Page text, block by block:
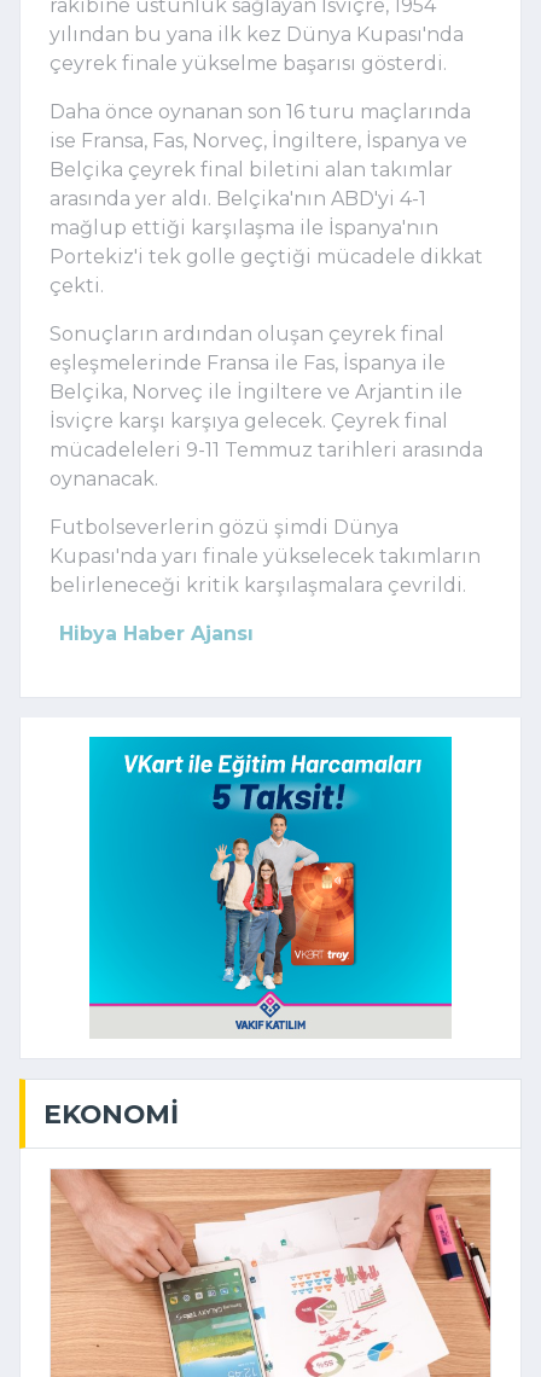
rakibine üstünlük sağlayan İsviçre, 1954
yılından bu yana ilk kez Dünya Kupası'nda
çeyrek finale yükselme başarısı gösterdi.
Daha önce oynanan son 16 turu maçlarında
ise Fransa, Fas, Norveç, İngiltere, İspanya ve
Belçika çeyrek final biletini alan takımlar
arasında yer aldı. Belçika'nın ABD'yi 4-1
mağlup ettiği karşılaşma ile İspanya'nın
Portekiz'i tek golle geçtiği mücadele dikkat
çekti.
Sonuçların ardından oluşan çeyrek final
eşleşmelerinde Fransa ile Fas, İspanya ile
Belçika, Norveç ile İngiltere ve Arjantin ile
İsviçre karşı karşıya gelecek. Çeyrek final
mücadeleleri 9-11 Temmuz tarihleri arasında
oynanacak.
Futbolseverlerin gözü şimdi Dünya
Kupası'nda yarı finale yükselecek takımların
belirleneceği kritik karşılaşmalara çevrildi.
Hibya Haber Ajansı
EKONOMI